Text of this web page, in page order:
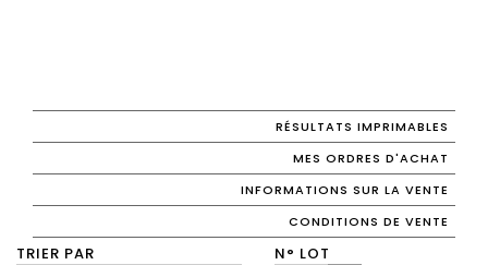
RÉSULTATS IMPRIMABLES
MES ORDRES D'ACHAT
INFORMATIONS SUR LA VENTE
CONDITIONS DE VENTE
TRIER PAR
N° LOT